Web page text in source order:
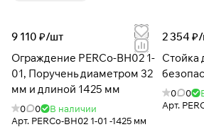
9 110 ₽/шт
Ограждение PERCo-BH02 1-
01, Поручень диаметром 32
мм и длиной 1425 мм
0 0
В наличии
Арт. PERCo-BH02 1-01 -1425 мм
2 354 ₽/
Стойка
0 0
Арт.